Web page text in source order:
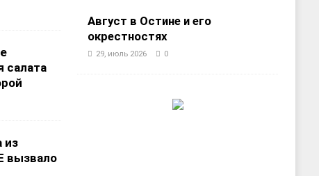
салата
из
вызвало
Август в Остине и его
окрестностях
29, июль 2026 0